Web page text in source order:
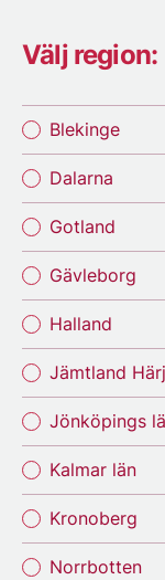
Välj region:
Blekinge
Dalarna
Gotland
Gävleborg
Halland
Jämtland
Jönköpings
Kalmar län
Kronoberg
Norrbotten